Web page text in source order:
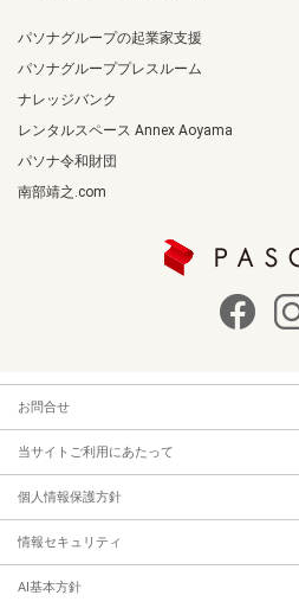
パソナグループの起業家支援
パソナグループプレスルーム
ナレッジバンク
レンタルスペース Annex Aoyama
パソナ令和財団
南部靖之.com
お問合せ
当サイトご利用にあたって
個人情報保護方針
情報セキュリティ
AI基本方針